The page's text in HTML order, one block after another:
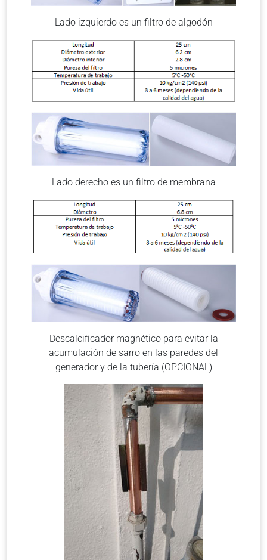
Lado izquierdo es un filtro de algodón
Lado derecho es un filtro de membrana
Descalcificador magnético para evitar la
acumulación de sarro en las paredes del
generador y de la tubería (OPCIONAL)